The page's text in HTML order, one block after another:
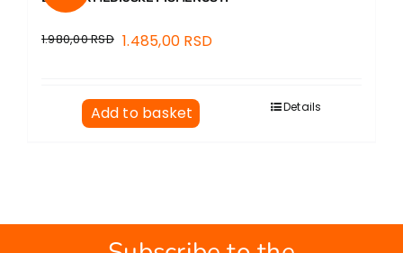
1.980,00RSD 1.485,00 RSD
Add to basket Details